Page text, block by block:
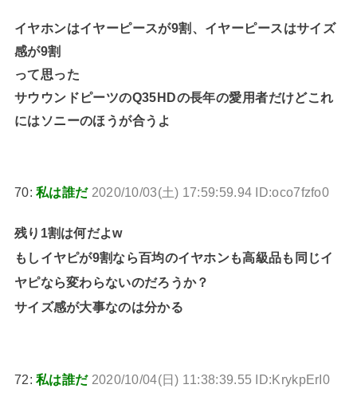
イヤホンはイヤーピースが9割、イヤーピースはサイズ
感が9割
って思った
サウウンドピーツのQ35HDの長年の愛用者だけどこれ
にはソニーのほうが合うよ
70:私は誰だ 2020/10/03(土) 17:59:59.94 ID:oco7fzfo0
残り1割は何だよw
もしイヤピが9割なら百均のイヤホンも高級品も同じイ
ヤピなら変わらないのだろうか？
サイズ感が大事なのは分かる
72:私は誰だ 2020/10/04(日) 11:38:39.55 ID:KrykpErI0